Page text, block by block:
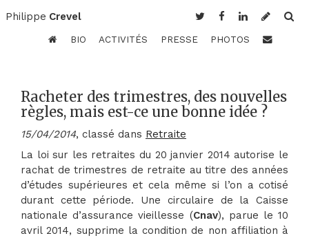
Philippe Crevel
BIO ACTIVITÉS PRESSE PHOTOS
Racheter des trimestres, des nouvelles
règles, mais est-ce une bonne idée ?
15/04/2014, classé dans Retraite
La loi sur les retraites du 20 janvier 2014 autorise le
rachat de trimestres de retraite au titre des années
d’études supérieures et cela même si l’on a cotisé
durant cette période. Une circulaire de la Caisse
nationale d’assurance vieillesse (Cnav), parue le 10
avril 2014, supprime la condition de non affiliation à